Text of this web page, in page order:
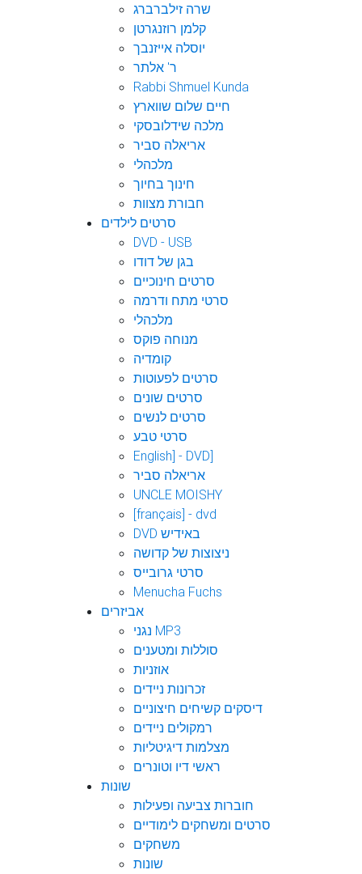
שרה זילברברג
קלמן רוזנגרטן
יוסלה אייזנבך
ר' אלתר
Rabbi Shmuel Kunda
חיים שלום שווארץ
מלכה שידלובסקי
אריאלה סביר
מלכהלי
חינוך בחיוך
חבורת מצוות
סרטים לילדים
DVD - USB
בגן של דודו
סרטים חינוכיים
סרטי מתח ודרמה
מלכהלי
מנוחה פוקס
קומדיה
סרטים לפעוטות
סרטים שונים
סרטים לנשים
סרטי טבע
English] - DVD]
אריאלה סביר
UNCLE MOISHY
[français] - dvd
DVD באידיש
ניצוצות של קדושה
סרטי גרובייס
Menucha Fuchs
אביזרים
נגני MP3
סוללות ומטענים
אוזניות
זכרונות ניידים
דיסקים קשיחים חיצוניים
רמקולים ניידים
מצלמות דיגיטליות
ראשי דיו וטונרים
שונות
חוברות צביעה ופעילות
סרטים ומשחקים לימודיים
משחקים
שונות